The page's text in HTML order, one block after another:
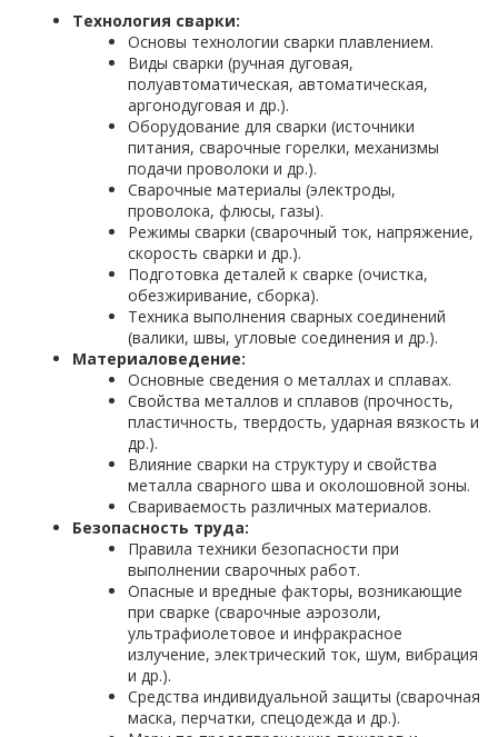
Технология сварки:
Основы технологии сварки плавлением.
Виды сварки (ручная дуговая,
полуавтоматическая, автоматическая,
аргонодуговая и др.).
Оборудование для сварки (источники
питания, сварочные горелки, механизмы
подачи проволоки и др.).
Сварочные материалы (электроды,
проволока, флюсы, газы).
Режимы сварки (сварочный ток, напряжение,
скорость сварки и др.).
Подготовка деталей к сварке (очистка,
обезжиривание, сборка).
Техника выполнения сварных соединений
(валики, швы, угловые соединения и др.).
Материаловедение:
Основные сведения о металлах и сплавах.
Свойства металлов и сплавов (прочность,
пластичность, твердость, ударная вязкость и
др.).
Влияние сварки на структуру и свойства
металла сварного шва и околошовной зоны.
Свариваемость различных материалов.
Безопасность труда:
Правила техники безопасности при
выполнении сварочных работ.
Опасные и вредные факторы, возникающие
при сварке (сварочные аэрозоли,
ультрафиолетовое и инфракрасное
излучение, электрический ток, шум, вибрация
и др.).
Средства индивидуальной защиты (сварочная
маска, перчатки, спецодежда и др.).